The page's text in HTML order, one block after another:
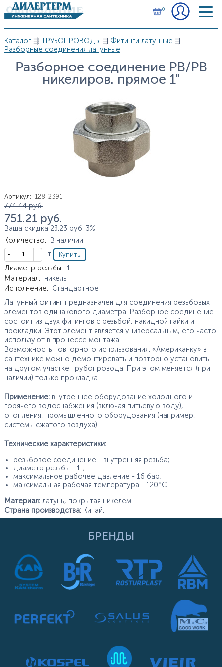
Перейти к основному содержанию
0
Вы здесь
Каталог⇶ ТРУБОПРОВОДЫ ⇶ Фитинги латунные ⇶
Разборные соединения латунные
Разборное соединение РВ/РВ
никелиров. прямое 1"
Артикул: 128-2391
Цена
774.44 руб.
751.21 руб.
Ваша скидка 23.23 руб. 3%
Количество:
В наличии
Кол-во
шт
Характеристики
Диаметр резьбы: 1"
Материал: никель
Исполнение: Стандартное
Латунный фитинг предназначен для соединения резьбовых
элементов одинакового диаметра. Разборное соединение
состоит из двух фитингов с резьбой, накидной гайки и
прокладки. Этот элемент является универсальным, его часто
используют в процессе монтажа.
Возможность повторного использования. «Американку» в
сантехнике можно демонтировать и повторно установить
на другом участке трубопровода. При этом меняется (при
наличии) только прокладка.
Применение: внутреннее оборудование холодного и
горячего водоснабжения (включая питьевую воду),
отопления, промышленного оборудования (например,
системы сжатого воздуха).
Технические характеристики:
резьбовое соединение - внутренняя резьба;
диаметр резьбы - 1";
максимальное рабочее давление - 16 бар;
максимальная рабочая температура - 120ºС.
Материал:латунь, покрытая никелем.
Страна производства:Китай.
БРЕНДЫ